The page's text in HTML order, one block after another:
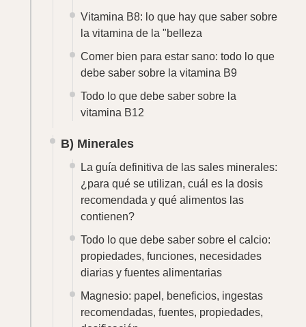
Vitamina B8: lo que hay que saber sobre
la vitamina de la "belleza
Comer bien para estar sano: todo lo que
debe saber sobre la vitamina B9
Todo lo que debe saber sobre la
vitamina B12
B) Minerales
La guía definitiva de las sales minerales:
¿para qué se utilizan, cuál es la dosis
recomendada y qué alimentos las
contienen?
Todo lo que debe saber sobre el calcio:
propiedades, funciones, necesidades
diarias y fuentes alimentarias
Magnesio: papel, beneficios, ingestas
recomendadas, fuentes, propiedades,